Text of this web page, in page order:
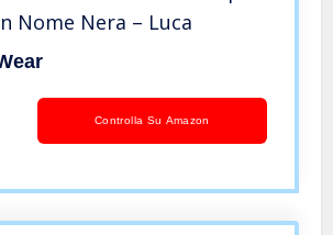
Nome Nera – Luca
Controlla Su Amazon